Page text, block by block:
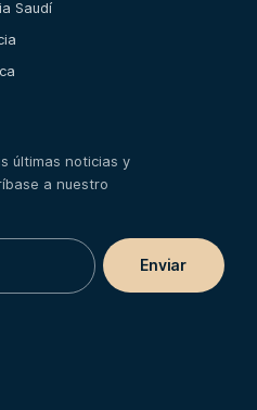
Saudí
últimas noticias y
a nuestro